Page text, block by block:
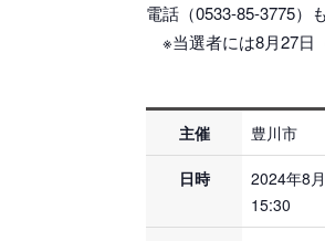
電話（0533-85-3775）
※当選者には8月27日
主催 豊川市
日時
2024年8
15:30